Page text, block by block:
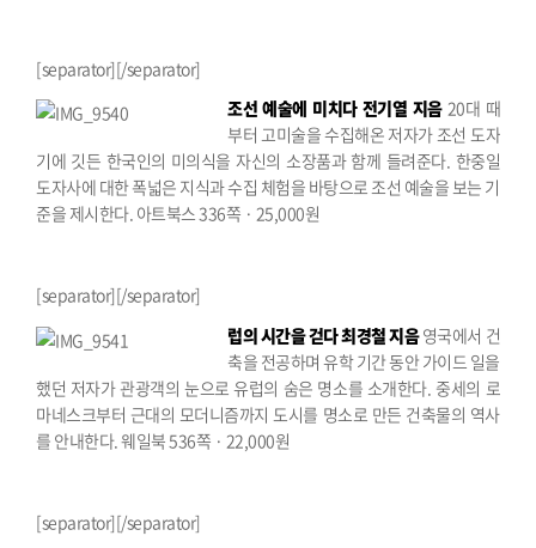
[separator][/separator]
조선 예술에 미치다 전기열 지음20대 때
부터 고미술을 수집해온 저자가 조선 도자
기에 깃든 한국인의 미의식을 자신의 소장품과 함께 들려준다. 한중일
도자사에 대한 폭넓은 지식과 수집 체험을 바탕으로 조선 예술을 보는 기
준을 제시한다. 아트북스 336쪽 · 25,000원
[separator][/separator]
럽의 시간을 걷다최경철 지음영국에서 건
축을 전공하며 유학 기간 동안 가이드 일을
했던 저자가 관광객의 눈으로 유럽의 숨은 명소를 소개한다. 중세의 로
마네스크부터 근대의 모더니즘까지 도시를 명소로 만든 건축물의 역사
를 안내한다.웨일북 536쪽 · 22,000원
[separator][/separator]